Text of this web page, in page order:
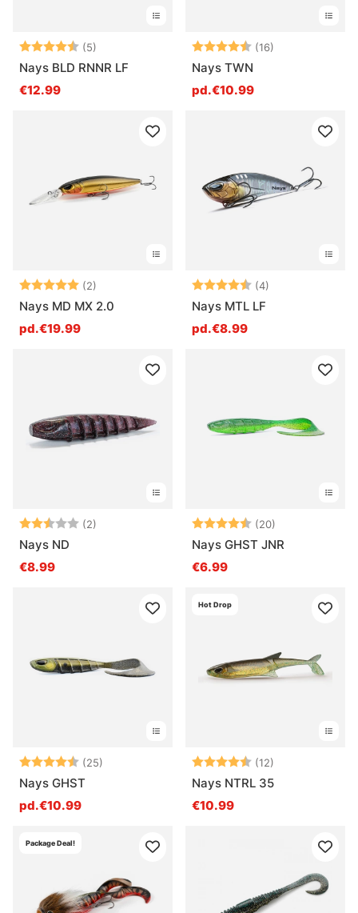
Note: (5)
Nays BLD RNNR LF
€12.99
Note: (16)
Nays TWN
pd.€10.99
Note: (2)
Nays MD MX 2.0
pd.€19.99
Note: (4)
Nays MTL LF
pd.€8.99
Note: (2)
Nays ND
€8.99
Note: (20)
Nays GHST JNR
€6.99
Note: (25)
4.6 sur 5 étoiles
Nays GHST
pd.€10.99
Hot Drop
Note: (12)
Nays NTRL 35
€10.99
Package Deal!